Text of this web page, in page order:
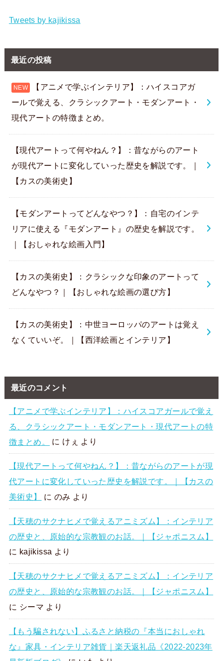
Tweets by kajikissa
最近の投稿
【アニメで学ぶインテリア】：ハイスコアガ
ールで覚える、クラシックアート・モダンアート・
現代アートの特徴まとめ。
【現代アートって何やねん？】：昔ながらのアート
が現代アートに変化していった歴史を解説です。｜
【カスの美術史】
【モダンアートってどんなやつ？】：自宅のインテ
リアに使える『モダンアート』の歴史を解説です。
｜【おしゃれな絵画入門】
【カスの美術史】：クラシックな印象のアートって
どんなやつ？｜【おしゃれな絵画の選び方】
【カスの美術史】：中世ヨーロッパのアートは覚え
なくていいぞ。｜【西洋絵画とインテリア】
最近のコメント
【アニメで学ぶインテリア】：ハイスコアガールで覚え
る、クラシックアート・モダンアート・現代アートの特
徴まとめ。
に けぇ より
【現代アートって何やねん？】：昔ながらのアートが現
代アートに変化していった歴史を解説です。｜【カスの
美術史】
に のみ より
【天穂のサクナヒメで覚えるアニミズム】：インテリア
の歴史と、原始的な宗教観のお話。｜【ジャポニスム】
に kajikissa より
【天穂のサクナヒメで覚えるアニミズム】：インテリア
の歴史と、原始的な宗教観のお話。｜【ジャポニスム】
に シーマ より
【もう騙されない】ふるさと納税の『本当におしゃれ
な』家具・インテリア雑貨｜楽天返礼品《2022-2023年